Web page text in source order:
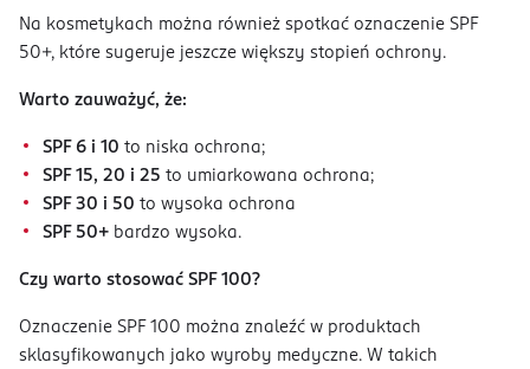
Na kosmetykach można również spotkać oznaczenie SPF
50+, które sugeruje jeszcze większy stopień ochrony.
Warto zauważyć, że:
SPF 6 i 10 to niska ochrona;
SPF 15, 20 i 25 to umiarkowana ochrona;
SPF 30 i 50 to wysoka ochrona
SPF 50+ bardzo wysoka.
Czy warto stosować SPF 100?
Oznaczenie SPF 100 można znaleźć w produktach
sklasyfikowanych jako wyroby medyczne. W takich